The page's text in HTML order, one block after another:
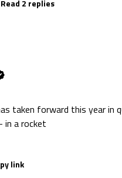
Read 2 replies
taken forward this year in
in a rocket
link